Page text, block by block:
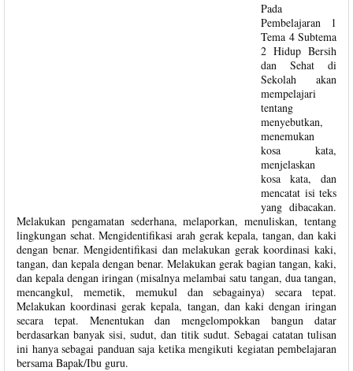
Pada
Pembelajaran 1
Tema 4 Subtema
2 Hidup Bersih
dan Sehat di
Sekolah akan
mempelajari
tentang
menyebutkan,
menemukan
kosa kata,
menjelaskan
kosa kata, dan
mencatat isi teks
yang dibacakan.
Melakukan pengamatan sederhana, melaporkan, menuliskan, tentang
lingkungan sehat. Mengidentifikasi arah gerak kepala, tangan, dan kaki
dengan benar. Mengidentifikasi dan melakukan gerak koordinasi kaki,
tangan, dan kepala dengan benar. Melakukan gerak bagian tangan, kaki,
dan kepala dengan iringan (misalnya melambai satu tangan, dua tangan,
mencangkul, memetik, memukul dan sebagainya) secara tepat.
Melakukan koordinasi gerak kepala, tangan, dan kaki dengan iringan
secara tepat. Menentukan dan mengelompokkan bangun datar
berdasarkan banyak sisi, sudut, dan titik sudut. Sebagai catatan tulisan
ini hanya sebagai panduan saja ketika mengikuti kegiatan pembelajaran
bersama Bapak/Ibu guru.